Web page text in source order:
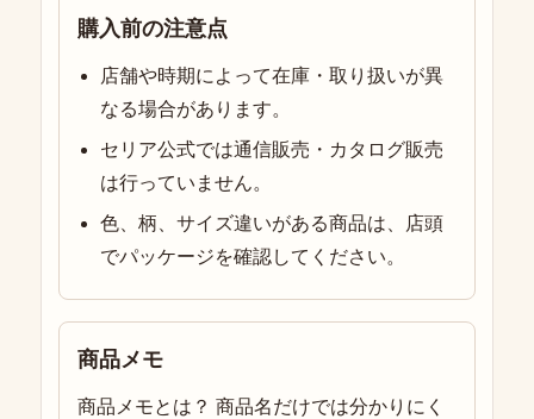
購入前の注意点
店舗や時期によって在庫・取り扱いが異
なる場合があります。
セリア公式では通信販売・カタログ販売
は行っていません。
色、柄、サイズ違いがある商品は、店頭
でパッケージを確認してください。
商品メモ
商品メモとは？ 商品名だけでは分かりにく